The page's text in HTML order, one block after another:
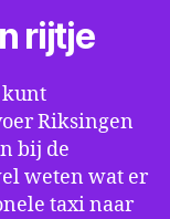
rijtje
kunt
Riksingen
bij de
weten wat er
taxi naar